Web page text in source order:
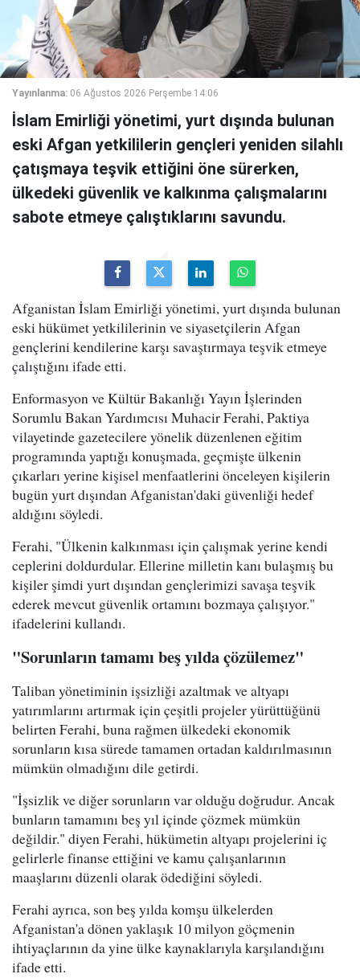
Yayınlanma: 06 Ağustos 2026 Perşembe 14:06
İslam Emirliği yönetimi, yurt dışında bulunan
eski Afgan yetkililerin gençleri yeniden silahlı
çatışmaya teşvik ettiğini öne sürerken,
ülkedeki güvenlik ve kalkınma çalışmalarını
sabote etmeye çalıştıklarını savundu.
Afganistan İslam Emirliği yönetimi, yurt dışında bulunan
eski hükümet yetkililerinin ve siyasetçilerin Afgan
gençlerini kendilerine karşı savaştırmaya teşvik etmeye
çalıştığını ifade etti.
Enformasyon ve Kültür Bakanlığı Yayın İşlerinden
Sorumlu Bakan Yardımcısı Muhacir Ferahi, Paktiya
vilayetinde gazetecilere yönelik düzenlenen eğitim
programında yaptığı konuşmada, geçmişte ülkenin
çıkarları yerine kişisel menfaatlerini önceleyen kişilerin
bugün yurt dışından Afganistan'daki güvenliği hedef
aldığını söyledi.
Ferahi, "Ülkenin kalkınması için çalışmak yerine kendi
ceplerini doldurdular. Ellerine milletin kanı bulaşmış bu
kişiler şimdi yurt dışından gençlerimizi savaşa teşvik
ederek mevcut güvenlik ortamını bozmaya çalışıyor."
ifadelerini kullandı.
"Sorunların tamamı beş yılda çözülemez"
Taliban yönetiminin işsizliği azaltmak ve altyapı
yatırımlarını artırmak için çeşitli projeler yürüttüğünü
belirten Ferahi, buna rağmen ülkedeki ekonomik
sorunların kısa sürede tamamen ortadan kaldırılmasının
mümkün olmadığını dile getirdi.
"İşsizlik ve diğer sorunların var olduğu doğrudur. Ancak
bunların tamamını beş yıl içinde çözmek mümkün
değildir." diyen Ferahi, hükümetin altyapı projelerini iç
gelirlerle finanse ettiğini ve kamu çalışanlarının
maaşlarını düzenli olarak ödediğini söyledi.
Ferahi ayrıca, son beş yılda komşu ülkelerden
Afganistan'a dönen yaklaşık 10 milyon göçmenin
ihtiyaçlarının da yine ülke kaynaklarıyla karşılandığını
ifade etti.